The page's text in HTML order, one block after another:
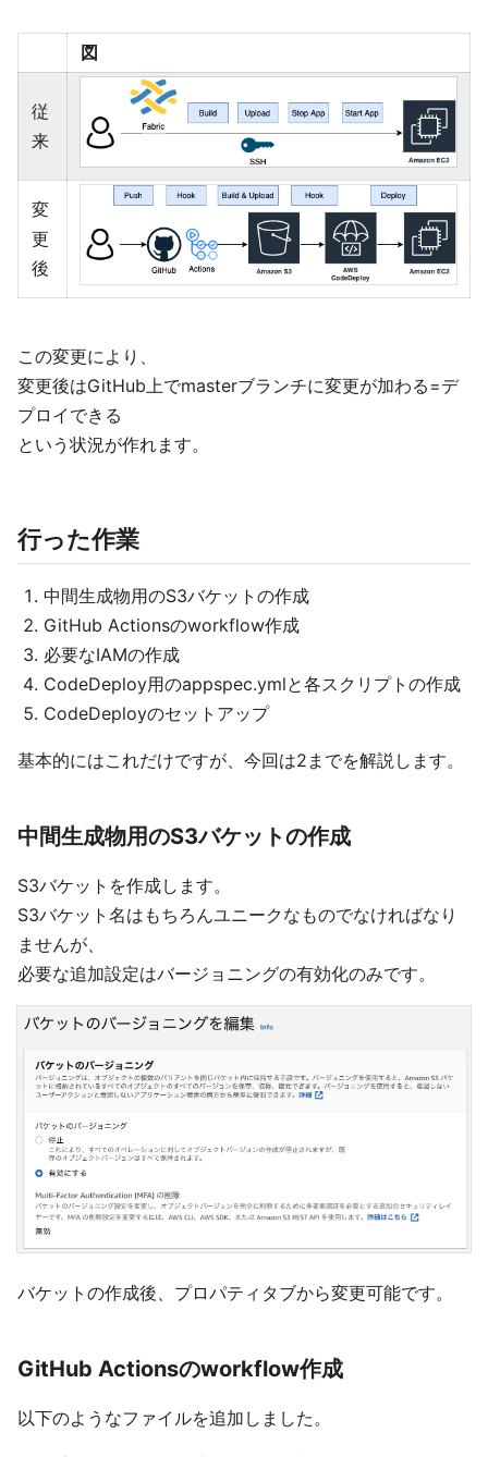
図
従
来
変
更
後
この変更により、
変更後はGitHub上でmasterブランチに変更が加わる=デ
プロイできる
という状況が作れます。
行った作業
中間生成物用のS3バケットの作成
GitHub Actionsのworkflow作成
必要なIAMの作成
CodeDeploy用のappspec.ymlと各スクリプトの作成
CodeDeployのセットアップ
基本的にはこれだけですが、今回は2までを解説します。
中間生成物用のS3バケットの作成
S3バケットを作成します。
S3バケット名はもちろんユニークなものでなければなり
ませんが、
必要な追加設定はバージョニングの有効化のみです。
バケットの作成後、プロパティタブから変更可能です。
GitHub Actionsのworkflow作成
以下のようなファイルを追加しました。